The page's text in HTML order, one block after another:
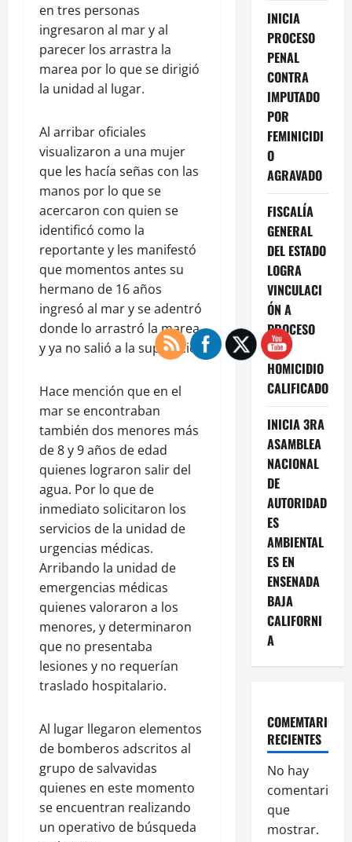
en tres personas
ingresaron al mar y al
parecer los arrastra la
marea por lo que se dirigió
la unidad al lugar.
Al arribar oficiales
visualizaron a una mujer
que les hacía señas con las
manos por lo que se
acercaron con quien se
identificó como la
reportante y les manifestó
que momentos antes su
hermano de 16 años
ingresó al mar y se adentró
donde lo arrastró la marea
y ya no salió a la superficie.
Hace mención que en el
mar se encontraban
también dos menores más
de 8 y 9 años de edad
quienes lograron salir del
agua. Por lo que de
inmediato solicitaron los
servicios de la unidad de
urgencias médicas.
Arribando la unidad de
emergencias médicas
quienes valoraron a los
menores, y determinaron
que no presentaba
lesiones y no requerían
traslado hospitalario.
Al lugar llegaron elementos
de bomberos adscritos al
grupo de salvavidas
quienes en este momento
se encuentran realizando
un operativo de búsqueda
INICIA
PROCESO
PENAL
CONTRA
IMPUTADO
POR
FEMINICIDI
O
AGRAVADO
FISCALÍA
GENERAL
DEL ESTADO
LOGRA
VINCULACI
ÓN A
PROCESO
POR
HOMICIDIO
CALIFICADO
INICIA 3RA
ASAMBLEA
NACIONAL
DE
AUTORIDAD
ES
AMBIENTAL
ES EN
ENSENADA
BAJA
CALIFORNI
A
COMEMTARIOS
RECIENTES
No hay
comentarios
que
mostrar.